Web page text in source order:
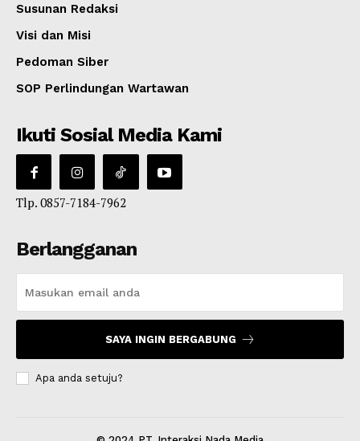
Susunan Redaksi
Visi dan Misi
Pedoman Siber
SOP Perlindungan Wartawan
Ikuti Sosial Media Kami
Tlp. 0857-7184-7962
Berlangganan
SAYA INGIN BERGABUNG
Apa anda setuju?